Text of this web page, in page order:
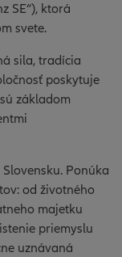
SE“), ktorá
svete.
sila, tradícia
poskytuje
základom
Ponúka
od životného
majetku
priemyslu
uznávaná